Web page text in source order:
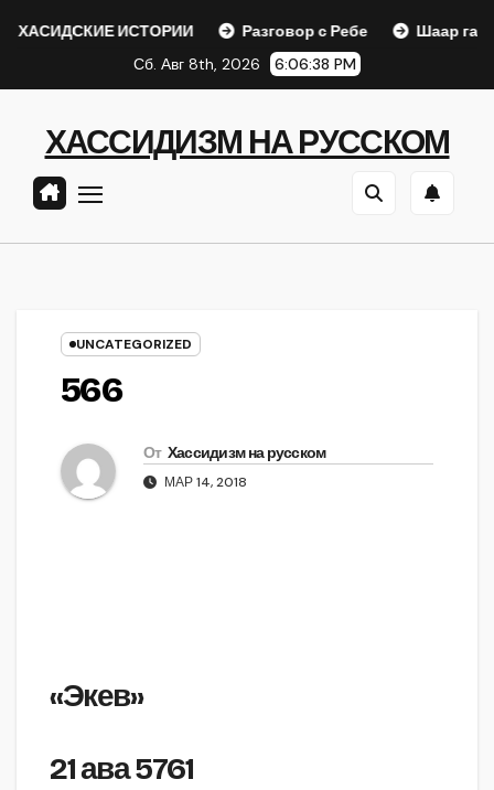
ИСТОРИИ Разговор с Ребе
Шаар гайихуд гл. 1
Сб. Авг 8th, 2026
6:06:39 PM
ХАССИДИЗМ НА РУССКОМ
UNCATEGORIZED
566
От Хассидизм на русском
МАР 14, 2018
«Экев»
21 ава 5761